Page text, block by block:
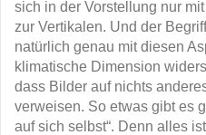
sich in der Vorstellung nur
zur Vertikalen. Und der
natürlich genau mit diesen
klimatische Dimension
dass Bilder auf nichts
verweisen. So etwas gibt es
auf sich selbst“. Denn alles